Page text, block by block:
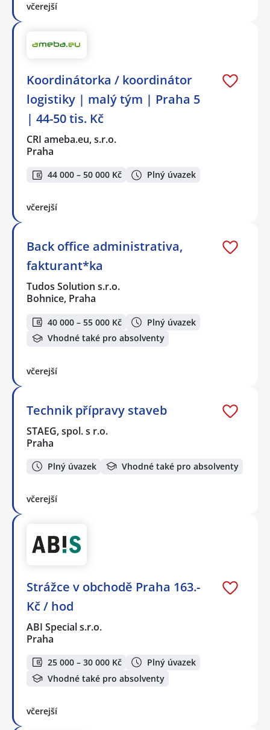
včerejší
Koordinátorka / koordinátor
logistiky | malý tým | Praha 5
| 44-50 tis. Kč
CRI ameba.eu, s.r.o.
Praha
44 000 – 50 000 Kč Plný úvazek
včerejší
Back office administrativa,
fakturant*ka
Tudos Solution s.r.o.
Bohnice, Praha
40 000 – 55 000 Kč
Plný úvazek
Vhodné také pro absolventy
včerejší
Technik přípravy staveb
STAEG, spol. s r.o.
Praha
Plný úvazek Vhodné také pro absolventy
včerejší
Strážce v obchodě Praha 163.-
Kč / hod
ABI Special s.r.o.
Praha
25 000 – 30 000 Kč
Plný úvazek
Vhodné také pro absolventy
včerejší